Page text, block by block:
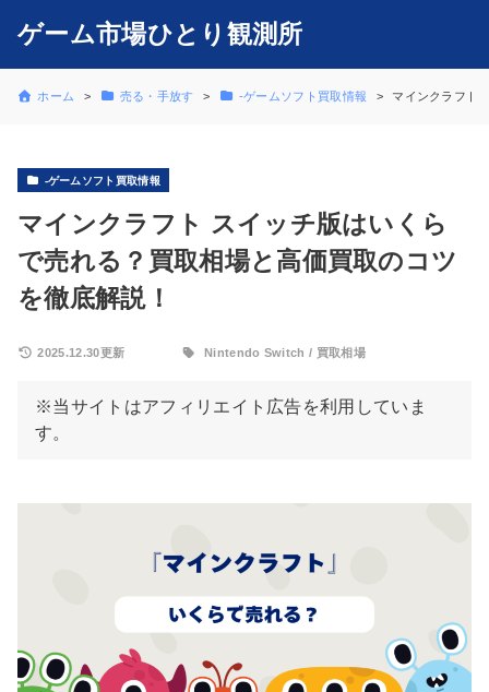
ゲーム市場ひとり観測所
ホーム 売る・手放す -ゲームソフト買取情報 マインクラフト
-ゲームソフト買取情報
マインクラフト スイッチ版はいくら
で売れる？買取相場と高価買取のコツ
を徹底解説！
2025.12.30更新 Nintendo Switch / 買取相場
※当サイトはアフィリエイト広告を利用していま
す。